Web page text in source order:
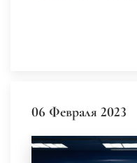
06 Февраля 2023